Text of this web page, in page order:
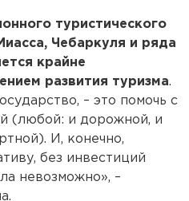
туристического
Чебаркуля и ряда
крайне
развития туризма.
– это помочь с
(любой: и дорожной, и
И, конечно,
без инвестиций
невозможно», –